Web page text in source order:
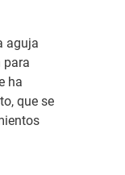
aguja
para
ha
que se